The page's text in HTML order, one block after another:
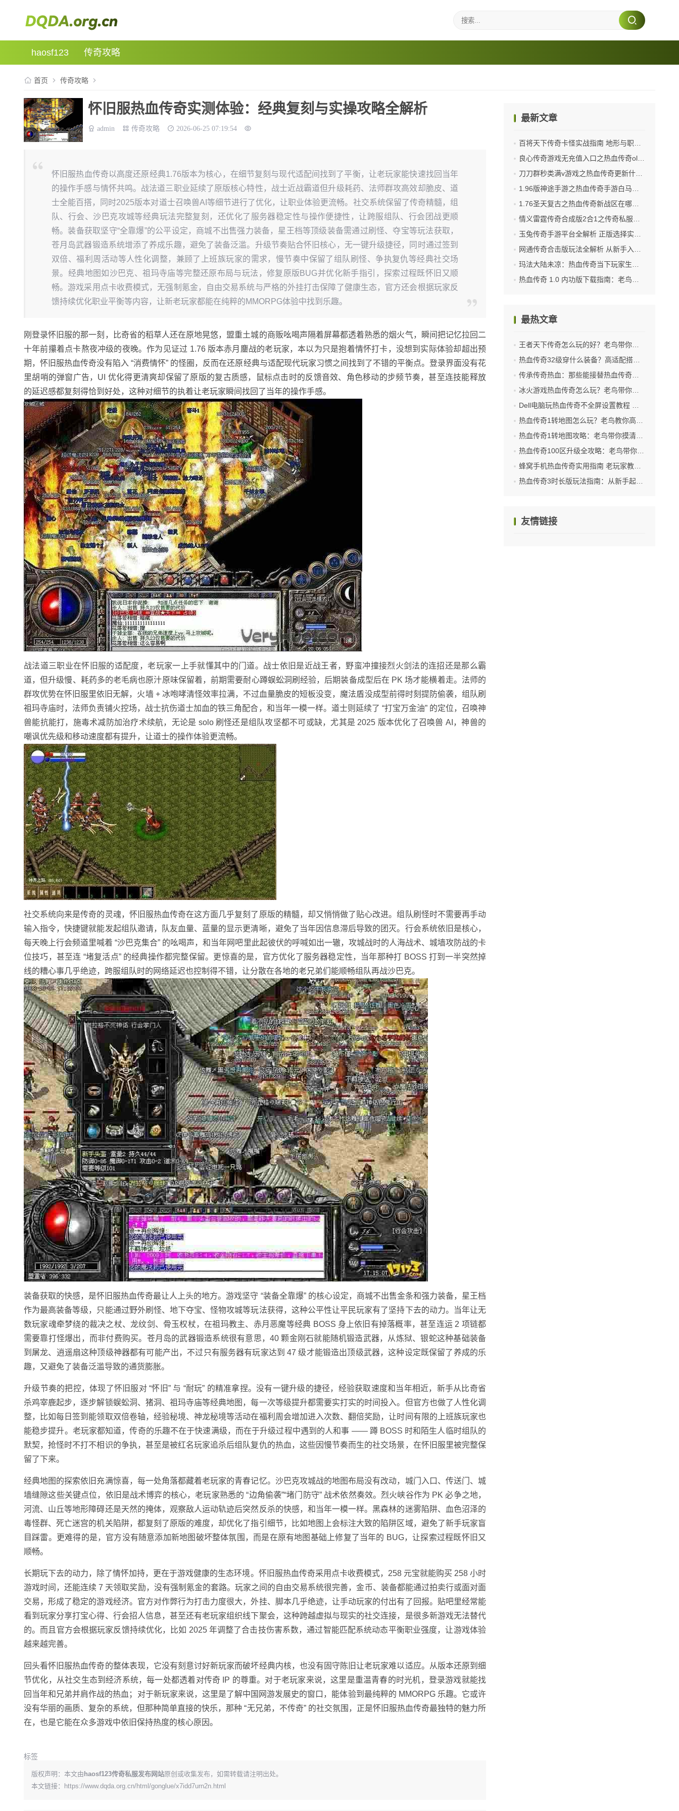
haosf123 传奇攻略
首页 传奇攻略
怀旧服热血传奇实测体验：经典复刻与实操攻略全解析
admin 传奇攻略 2026-06-25 07:19:54
怀旧服热血传奇以高度还原经典1.76版本为核心，在细节复刻与现代适配间找到了平衡，让老玩家能快速找回当年
的操作手感与情怀共鸣。战法道三职业延续了原版核心特性，战士近战霸道但升级耗药、法师群攻高效却脆皮、道
士全能百搭，同时2025版本对道士召唤兽AI等细节进行了优化，让职业体验更流畅。社交系统保留了传奇精髓，组
队、行会、沙巴克攻城等经典玩法完整复刻，还优化了服务器稳定性与操作便捷性，让跨服组队、行会团战更顺
畅。装备获取坚守“全靠爆”的公平设定，商城不出售强力装备，星王档等顶级装备需通过刷怪、夺宝等玩法获取，
苍月岛武器锻造系统增添了养成乐趣，避免了装备泛滥。升级节奏贴合怀旧核心，无一键升级捷径，同时通过签到
双倍、福利周活动等人性化调整，兼顾了上班族玩家的需求，慢节奏中保留了组队刷怪、争执复仇等经典社交场
景。经典地图如沙巴克、祖玛寺庙等完整还原布局与玩法，修复原版BUG并优化新手指引，探索过程既怀旧又顺
畅。游戏采用点卡收费模式，无强制氪金，自由交易系统与严格的外挂打击保障了健康生态，官方还会根据玩家反
馈持续优化职业平衡等内容，让新老玩家都能在纯粹的MMORPG体验中找到乐趣。
刚登录怀旧服的那一刻，比奇省的稻草人还在原地晃悠，盟重土城的商贩吆喝声隔着屏幕都透着熟悉的烟火气，瞬间把记忆拉回二
十年前攥着点卡熬夜冲级的夜晚。作为见证过 1.76 版本赤月鏖战的老玩家，本以为只是抱着情怀打卡，没想到实际体验却超出预
期，怀旧服热血传奇没有陷入 “消费情怀” 的怪圈，反而在还原经典与适配现代玩家习惯之间找到了不错的平衡点。登录界面没有花
里胡哨的弹窗广告，UI 优化得更清爽却保留了原版的复古质感，鼠标点击时的反馈音效、角色移动的步频节奏，甚至连技能释放
的延迟感都复刻得恰到好处，这种对细节的执着让老玩家瞬间找回了当年的操作手感。
战法道三职业在怀旧服的适配度，老玩家一上手就懂其中的门道。战士依旧是近战王者，野蛮冲撞接烈火剑法的连招还是那么霸
道，但升级慢、耗药多的老毛病也原汁原味保留着，前期需要耐心蹲蜈蚣洞刷经验，后期装备成型后在 PK 场才能横着走。法师的
群攻优势在怀旧服里依旧无解，火墙 + 冰咆哮清怪效率拉满，不过血量脆皮的短板没变，魔法盾没成型前得时刻提防偷袭，组队刷
祖玛寺庙时，法师负责铺火控场，战士抗伤道士加血的铁三角配合，和当年一模一样。道士则延续了 “打宝万金油” 的定位，召唤神
兽能抗能打，施毒术减防加治疗术续航，无论是 solo 刷怪还是组队攻坚都不可或缺，尤其是 2025 版本优化了召唤兽 AI，神兽的
嘲讽优先级和移动速度都有提升，让道士的操作体验更流畅。
社交系统向来是传奇的灵魂，怀旧服热血传奇在这方面几乎复刻了原版的精髓，却又悄悄做了贴心改进。组队刷怪时不需要再手动
输入指令，快捷键就能发起组队邀请，队友血量、蓝量的显示更清晰，避免了当年因信息滞后导致的团灭。行会系统依旧是核心，
每天晚上行会频道里喊着 “沙巴克集合” 的吆喝声，和当年网吧里此起彼伏的呼喊如出一辙，攻城战时的人海战术、城墙攻防战的卡
位技巧，甚至连 “堵复活点” 的经典操作都完整保留。更惊喜的是，官方优化了服务器稳定性，当年那种打 BOSS 打到一半突然掉
线的糟心事几乎绝迹，跨服组队时的网络延迟也控制得不错，让分散在各地的老兄弟们能顺畅组队再战沙巴克。
装备获取的快感，是怀旧服热血传奇最让人上头的地方。游戏坚守 “装备全靠爆” 的核心设定，商城不出售金条和强力装备，星王档
作为最高装备等级，只能通过野外刷怪、地下夺宝、怪物攻城等玩法获得，这种公平性让平民玩家有了坚持下去的动力。当年让无
数玩家魂牵梦绕的裁决之杖、龙纹剑、骨玉权杖，在祖玛教主、赤月恶魔等经典 BOSS 身上依旧有掉落概率，甚至连运 2 项链都
需要靠打怪爆出，而非付费购买。苍月岛的武器锻造系统很有意思，40 颗金刚石就能随机锻造武器，从炼狱、银蛇这种基础装备
到屠龙、逍遥扇这种顶级神器都有可能产出，不过只有服务器有玩家达到 47 级才能锻造出顶级武器，这种设定既保留了养成的乐
趣，又避免了装备泛滥导致的通货膨胀。
升级节奏的把控，体现了怀旧服对 “怀旧” 与 “耐玩” 的精准拿捏。没有一键升级的捷径，经验获取速度和当年相近，新手从比奇省
杀鸡宰鹿起步，逐步解锁蜈蚣洞、猪洞、祖玛寺庙等经典地图，每一次等级提升都需要实打实的时间投入。但官方也做了人性化调
整，比如每日签到能领取双倍卷轴，经验秘境、神龙秘境等活动在福利周会增加进入次数、翻倍奖励，让时间有限的上班族玩家也
能稳步提升。老玩家都知道，传奇的乐趣不在于快速满级，而在于升级过程中遇到的人和事 —— 蹲 BOSS 时和陌生人临时组队的
默契，抢怪时不打不相识的争执，甚至是被红名玩家追杀后组队复仇的热血，这些因慢节奏而生的社交场景，在怀旧服里被完整保
留了下来。
经典地图的探索依旧充满惊喜，每一处角落都藏着老玩家的青春记忆。沙巴克攻城战的地图布局没有改动，城门入口、传送门、城
墙缝隙这些关键点位，依旧是战术博弈的核心，老玩家熟悉的 “边角偷袭”“堵门防守” 战术依然奏效。烈火峡谷作为 PK 必争之地，
河流、山丘等地形障碍还是天然的掩体，观察敌人运动轨迹后突然反杀的快感，和当年一模一样。黑森林的迷雾陷阱、血色沼泽的
毒怪群、死亡迷宫的机关陷阱，都复刻了原版的难度，却优化了指引细节，比如地图上会标注大致的陷阱区域，避免了新手玩家盲
目踩雷。更难得的是，官方没有随意添加新地图破坏整体氛围，而是在原有地图基础上修复了当年的 BUG，让探索过程既怀旧又
顺畅。
长期玩下去的动力，除了情怀加持，更在于游戏健康的生态环境。怀旧服热血传奇采用点卡收费模式，258 元宝就能购买 258 小时
游戏时间，还能连续 7 天领取奖励，没有强制氪金的套路。玩家之间的自由交易系统很完善，金币、装备都能通过拍卖行或面对面
交易，形成了稳定的游戏经济。官方对作弊行为打击力度很大，外挂、脚本几乎绝迹，让手动玩家的付出有了回报。贴吧里经常能
看到玩家分享打宝心得、行会招人信息，甚至还有老玩家组织线下聚会，这种跨越虚拟与现实的社交连接，是很多新游戏无法替代
的。而且官方会根据玩家反馈持续优化，比如 2025 年调整了合击技伤害系数，通过智能匹配系统动态平衡职业强度，让游戏体验
越来越完善。
回头看怀旧服热血传奇的整体表现，它没有刻意讨好新玩家而破坏经典内核，也没有固守陈旧让老玩家难以适应。从版本还原到细
节优化，从社交生态到经济系统，每一处都透着对传奇 IP 的尊重。对于老玩家来说，这里是重温青春的时光机，登录游戏就能找
回当年和兄弟并肩作战的热血；对于新玩家来说，这里是了解中国网游发展史的窗口，能体验到最纯粹的 MMORPG 乐趣。它或许
没有华丽的画质、复杂的系统，但那种简单直接的快乐，那种 “无兄弟，不传奇” 的社交氛围，正是怀旧服热血传奇最独特的魅力所
在，也是它能在众多游戏中依旧保持热度的核心原因。
标签
版权声明：本文由 haosf123传奇私服发布网站原创或收集发布，如需转载请注明出处。
本文链接：
https://www.dqda.org.cn/html/gonglue/x7idd7urn2n.html
最新文章
百将天下传奇卡怪实战指南 地形与职业配合技巧
良心传奇游戏无充值入口之热血传奇ol雪域怎么去
刀刀群秒类满v游戏之热血传奇更新什么时候停止
1.96版神途手游之热血传奇手游白马什么价
1.76圣天复古之热血传奇新战区在哪里进
情义雷霆传奇合成版2合1之传奇私服架设端口怎么开
玉兔传奇手游平台全解析 正版选择实用参考
网通传奇合击版玩法全解析 从新手入门到高阶实战技巧
玛法大陆未凉：热血传奇当下玩家生态与玩法指南
热血传奇 1.0 内功版下载指南：老鸟亲测靠谱路径与避坑技巧
最热文章
王者天下传奇怎么玩的好？老鸟带你摸透升级打怪核心技巧
热血传奇32级穿什么装备？高适配搭配助你高效刷怪
传承传奇热血：那些能接替热血传奇的游戏盘点
冰火游戏热血传奇怎么玩？老鸟带你摸透成长核心
Dell电脑玩热血传奇不全屏设置教程 老玩家亲测有效
热血传奇1转地图怎么玩？老鸟教你高效刷装少走弯路
热血传奇1转地图攻略：老鸟带你摸清刷怪爆装核心套路
热血传奇100区升级全攻略：老鸟带你高效冲级不绕路
蜂窝手机热血传奇实用指南 老玩家教你高效上手
热血传奇3时长版玩法指南：从新手起步到沙城称雄
友情链接